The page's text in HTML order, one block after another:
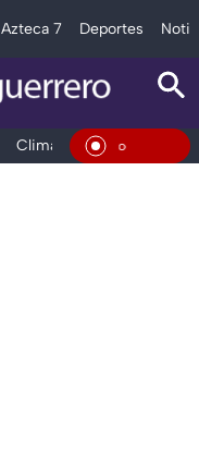
Azteca 7 Deportes
Clima Deportes En